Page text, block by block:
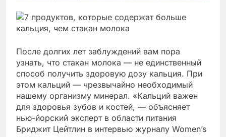
После долгих лет заблуждений вам пора
узнать, что стакан молока — не единственный
способ получить здоровую дозу кальция. При
этом кальций — чрезвычайно необходимый
нашему организму минерал. «Кальций важен
для здоровья зубов и костей, — объясняет
нью-йорский эксперт в области питания
Бриджит Цейтлин в интервью журналу Women’s